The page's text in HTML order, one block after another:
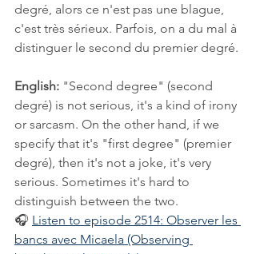
degré, alors ce n'est pas une blague,
c'est très sérieux. Parfois, on a du mal à
distinguer le second du premier degré.
English: "Second degree" (second
degré) is not serious, it's a kind of irony
or sarcasm. On the other hand, if we
specify that it's "first degree" (premier
degré), then it's not a joke, it's very
serious. Sometimes it's hard to
distinguish between the two.
🎧 Listen to episode 2514: Observer les
bancs avec Micaela (Observing